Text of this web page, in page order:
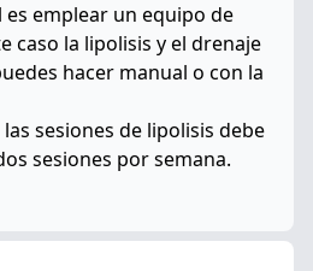
es emplear un equipo de
caso la lipolisis y el drenaje
hacer manual o con la
sesiones de lipolisis debe
sesiones por semana.